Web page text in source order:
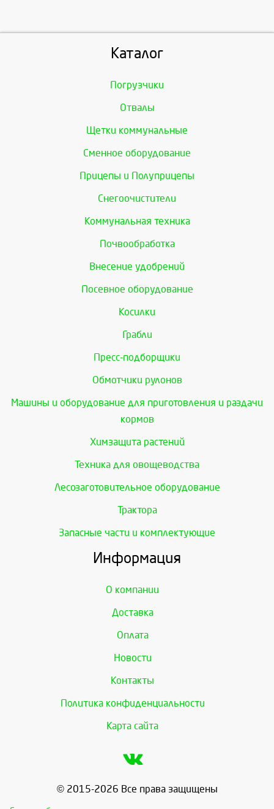
Каталог
Погрузчики
Отвалы
Щетки коммунальные
Сменное оборудование
Прицепы и Полуприцепы
Снегоочистители
Коммунальная техника
Почвообработка
Внесение удобрений
Посевное оборудование
Косилки
Грабли
Пресс-подборщики
Обмотчики рулонов
Машины и оборудование для приготовления и раздачи
кормов
Химзащита растений
Техника для овощеводства
Лесозаготовительное оборудование
Трактора
Запасные части и комплектующие
Информация
О компании
Доставка
Оплата
Новости
Контакты
Политика конфиденциальности
Карта сайта
© 2015-2026 Все права защищены